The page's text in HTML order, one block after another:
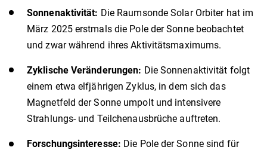
Sonnenaktivität: Die Raumsonde Solar Orbiter hat im
März 2025 erstmals die Pole der Sonne beobachtet
und zwar während ihres Aktivitätsmaximums.
Zyklische Veränderungen: Die Sonnenaktivität folgt
einem etwa elfjährigen Zyklus, in dem sich das
Magnetfeld der Sonne umpolt und intensivere
Strahlungs- und Teilchenausbrüche auftreten.
Forschungsinteresse: Die Pole der Sonne sind für